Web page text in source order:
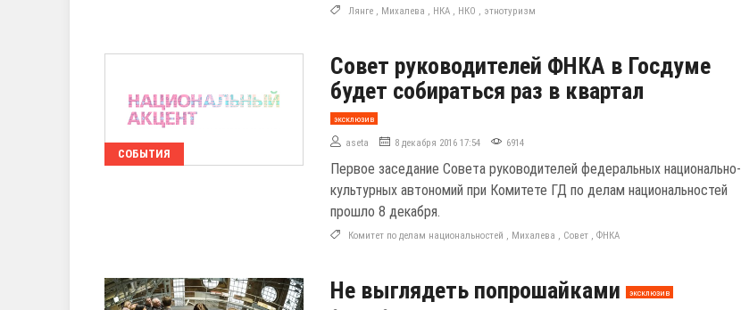
Лянге , Михалева , НКА , НКО , этнотуризм
СОБЫТИЯ
Совет руководителей ФНКА в Госдуме
будет собираться раз в квартал
эксклюзив
aseta 8 декабря 2016 17:54 6914
Первое заседание Совета руководителей федеральных национально-
культурных автономий при Комитете ГД по делам национальностей
прошло 8 декабря.
Комитет по делам национальностей , Михалева , Совет ,ФНКА
Не выглядеть попрошайками эксклюзив